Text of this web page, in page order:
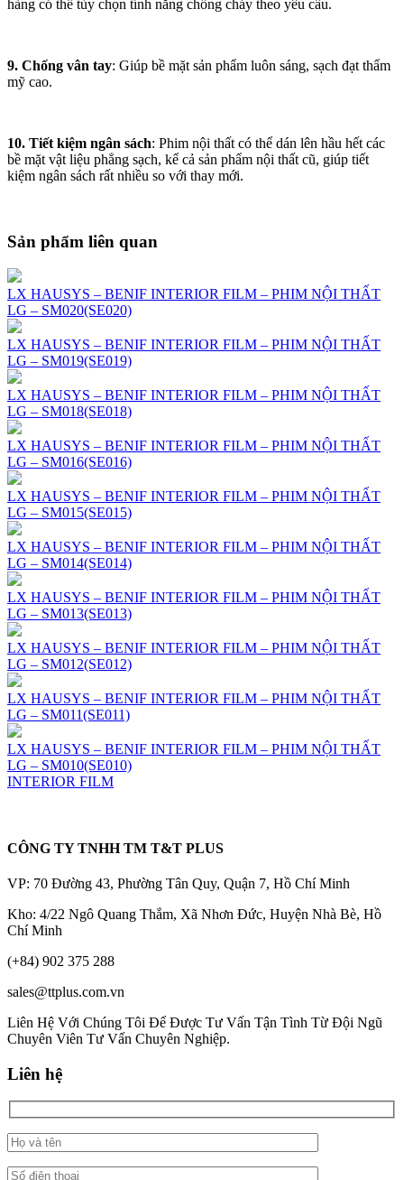
hàng có thể tùy chọn tính năng chống cháy theo yêu cầu.
9. Chống vân tay: Giúp bề mặt sản phẩm luôn sáng, sạch đạt thẩm
mỹ cao.
10. Tiết kiệm ngân sách: Phim nội thất có thể dán lên hầu hết các
bề mặt vật liệu phẳng sạch, kể cả sản phẩm nội thất cũ, giúp tiết
kiệm ngân sách rất nhiều so với thay mới.
Sản phẩm liên quan
LX HAUSYS – BENIF INTERIOR FILM – PHIM NỘI THẤT
LG – SM020(SE020)
LX HAUSYS – BENIF INTERIOR FILM – PHIM NỘI THẤT
LG – SM019(SE019)
LX HAUSYS – BENIF INTERIOR FILM – PHIM NỘI THẤT
LG – SM018(SE018)
LX HAUSYS – BENIF INTERIOR FILM – PHIM NỘI THẤT
LG – SM016(SE016)
LX HAUSYS – BENIF INTERIOR FILM – PHIM NỘI THẤT
LG – SM015(SE015)
LX HAUSYS – BENIF INTERIOR FILM – PHIM NỘI THẤT
LG – SM014(SE014)
LX HAUSYS – BENIF INTERIOR FILM – PHIM NỘI THẤT
LG – SM013(SE013)
LX HAUSYS – BENIF INTERIOR FILM – PHIM NỘI THẤT
LG – SM012(SE012)
LX HAUSYS – BENIF INTERIOR FILM – PHIM NỘI THẤT
LG – SM011(SE011)
LX HAUSYS – BENIF INTERIOR FILM – PHIM NỘI THẤT
LG – SM010(SE010)
INTERIOR FILM
CÔNG TY TNHH TM T&T PLUS
VP: 70 Đường 43, Phường Tân Quy, Quận 7, Hồ Chí Minh
Kho: 4/22 Ngô Quang Thắm, Xã Nhơn Đức, Huyện Nhà Bè, Hồ
Chí Minh
(+84) 902 375 288
sales@ttplus.com.vn
Liên Hệ Với Chúng Tôi Để Được Tư Vấn Tận Tình Từ Đội Ngũ
Chuyên Viên Tư Vấn Chuyên Nghiệp.
Liên hệ